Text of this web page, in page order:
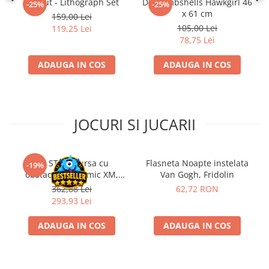
Disney Lorcana
UniVersus CCG
One Piece Card Game
Colectii Oficiale Topps si Panini si
Final Fantasy
Grand Archive TCG
-25%
159,00 Lei
119,25 Lei
ADAUGA IN COS
-25%
x 61 cm
105,00 Lei
78,75 Lei
ADAUGA IN COS
JOCURI SI JUCARII
-19%Kit STEM Cursa cu
obstacole Dynamic XM,
Fischertechnik
362,88 Lei
293,93 Lei
ADAUGA IN COS
Flasneta Noapte instelata
Van Gogh, Fridolin
62,72 RON
ADAUGA IN COS